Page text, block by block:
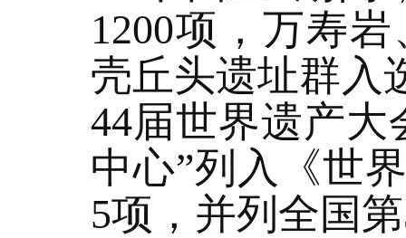
1200项，万寿
壳丘头遗址群入
44届世界遗产
中心”列入《世
5项，并列全国